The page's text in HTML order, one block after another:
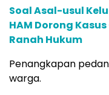
Soal Asal-usul
HAM Dorong
Ranah Hukum
Penangkapan
warga.